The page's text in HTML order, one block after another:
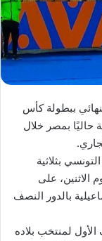
2003 إلى الدور النهائي ببطولة كأس
تحت 20 سنة المقامة حاليًا بمصر خلال
بثلاثية
الاثنين، على
بالدور النصف
لمنتخب بلاده